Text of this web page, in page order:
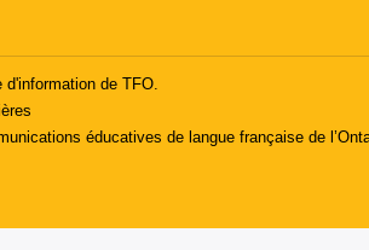
de TFO.
éducatives de langue française de